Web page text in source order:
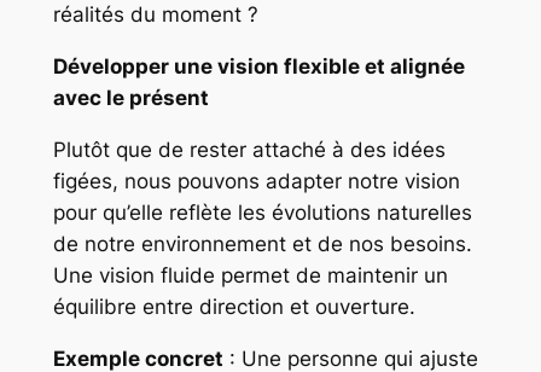
réalités du moment ?
Développer une vision flexible et alignée
avec le présent
Plutôt que de rester attaché à des idées
figées, nous pouvons adapter notre vision
pour qu’elle reflète les évolutions naturelles
de notre environnement et de nos besoins.
Une vision fluide permet de maintenir un
équilibre entre direction et ouverture.
Exemple concret : Une personne qui ajuste